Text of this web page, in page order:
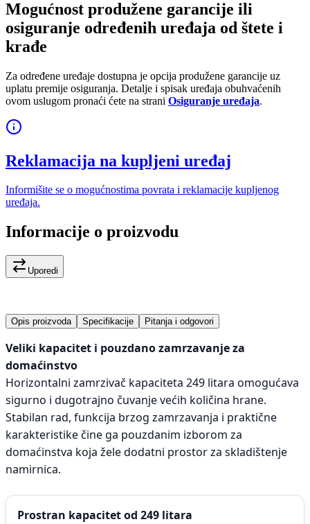
Mogućnost produžene garancije ili
osiguranje određenih uređaja od štete i
krađe
Za određene uređaje dostupna je opcija produžene garancije uz
uplatu premije osiguranja. Detalje i spisak uređaja obuhvaćenih
ovom uslugom pronaći ćete na strani Osiguranje uređaja.
Reklamacija na kupljeni uređaj
Informišite se o mogućnostima povrata i reklamacije kupljenog
uređaja.
Informacije o proizvodu
Uporedi
Opis proizvoda Specifikacije Pitanja i odgovori
Veliki kapacitet i pouzdano zamrzavanje za
domaćinstvo
Horizontalni zamrzivač kapaciteta 249 litara omogućava
sigurno i dugotrajno čuvanje većih količina hrane.
Stabilan rad, funkcija brzog zamrzavanja i praktične
karakteristike čine ga pouzdanim izborom za
domaćinstva koja žele dodatni prostor za skladištenje
namirnica.
Prostran kapacitet od 249 litara